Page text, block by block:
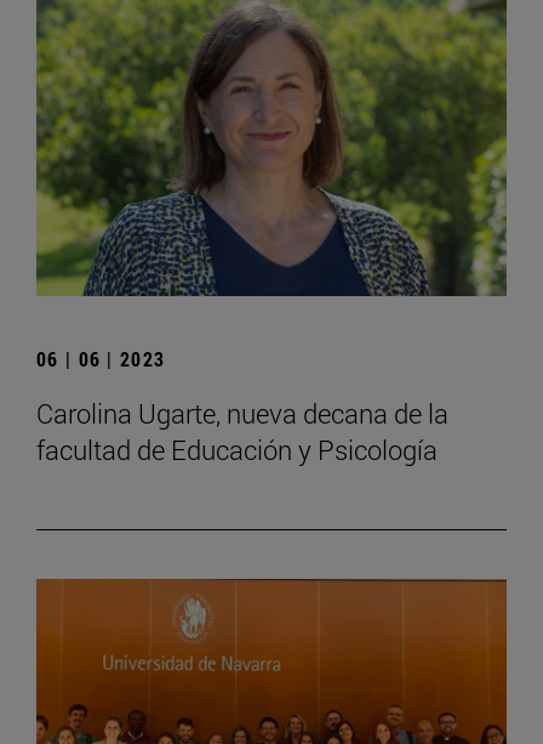
06 | 06 | 2023
Carolina Ugarte, nueva decana de la
facultad de Educación y Psicología